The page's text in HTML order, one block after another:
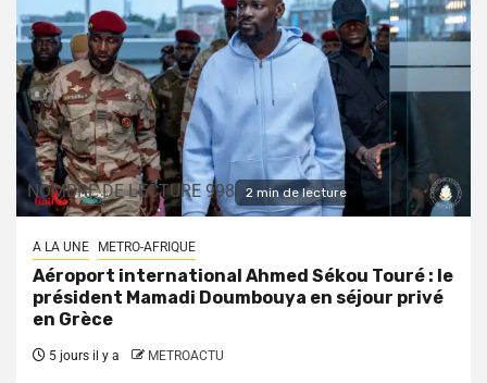
NOMBRE DE LECTURE 998 2 min de lecture
A LA UNE METRO-AFRIQUE
Aéroport international Ahmed Sékou Touré : le
président Mamadi Doumbouya en séjour privé
en Grèce
5 jours il y a METROACTU